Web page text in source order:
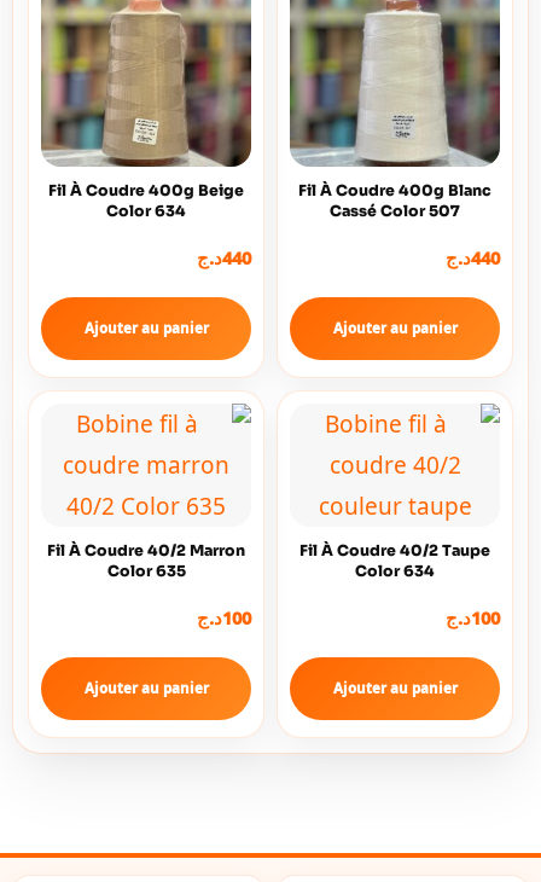
Fil À Coudre 400g Blanc
Cassé Color 507
440د.ج
Ajouter au panier
Fil À Coudre 400g Beige
Color 634
440د.ج
Ajouter au panier
Fil À Coudre 40/2 Taupe
Color 634
100د.ج
Ajouter au panier
Fil À Coudre 40/2 Marron
Color 635
100د.ج
Ajouter au panier